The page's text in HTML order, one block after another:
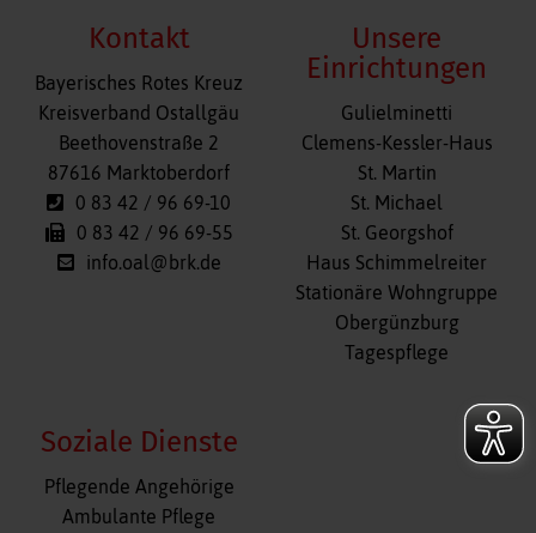
Kontakt
Bayerisches Rotes Kreuz
Kreisverband Ostallgäu
Beethovenstraße 2
87616 Marktoberdorf
0 83 42 / 96 69-10
0 83 42 / 96 69-55
info.oal@brk.de
Unsere
Einrichtungen
Navigation
überspringen
Gulielminetti
Clemens-Kessler-Haus
St. Martin
St. Michael
St. Georgshof
Haus Schimmelreiter
Stationäre Wohngruppe
Obergünzburg
Tagespflege
Soziale Dienste
Navigation
überspringen
Pflegende Angehörige
Ambulante Pflege